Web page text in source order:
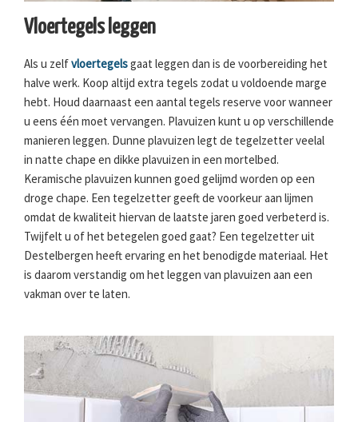
Vloertegels leggen
Als u zelfvloertegelsgaat leggen dan is de voorbereiding het
halve werk. Koop altijd extra tegels zodat u voldoende marge
hebt. Houd daarnaast een aantal tegels reserve voor wanneer
u eens één moet vervangen. Plavuizen kunt u op verschillende
manieren leggen. Dunne plavuizen legt de tegelzetter veelal
in natte chape en dikke plavuizen in een mortelbed.
Keramische plavuizen kunnen goed gelijmd worden op een
droge chape. Een tegelzetter geeft de voorkeur aan lijmen
omdat de kwaliteit hiervan de laatste jaren goed verbeterd is.
Twijfelt u of het betegelen goed gaat? Een tegelzetter uit
Destelbergen heeft ervaring en het benodigde materiaal. Het
is daarom verstandig om het leggen van plavuizen aan een
vakman over te laten.